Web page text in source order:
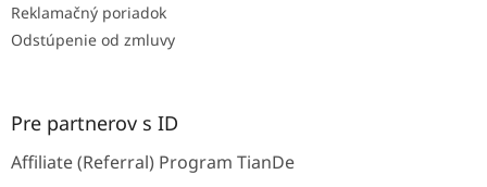
Reklamačný poriadok
Odstúpenie od zmluvy
Pre partnerov s ID
Affiliate (Referral) Program TianDe